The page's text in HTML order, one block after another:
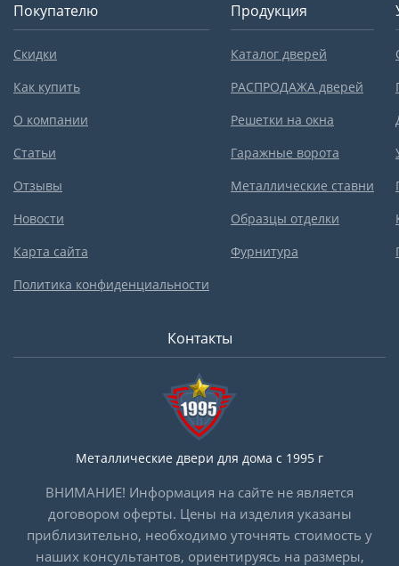
Покупателю
Скидки
Как купить
О компании
Статьи
Отзывы
Новости
Карта сайта
Политика конфиденциальности
Продукция
Каталог дверей
РАСПРОДАЖА дверей
Решетки на окна
Гаражные ворота
Металлические ставни
Образцы отделки
Фурнитура
Контакты
Металлические двери для дома с 1995 г
ВНИМАНИЕ! Информация на сайте не является
договором оферты. Цены на изделия указаны
приблизительно, необходимо уточнять стоимость у
наших консультантов, ориентируясь на размеры,